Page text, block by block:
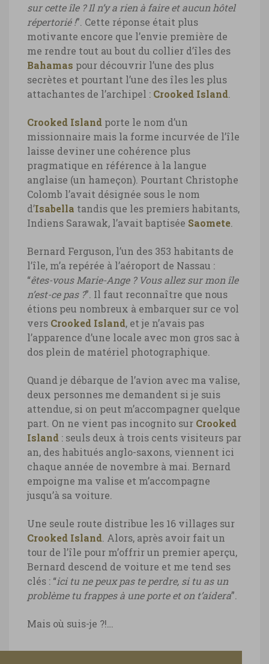
sur cette île ? Il n’y a rien à faire et aucun hôtel
répertorié !”. Cette réponse était plus
motivante encore que l’envie première de
me rendre tout au bout du collier d’îles des
Bahamas pour découvrir l’une des plus
secrètes et pourtant l’une des îles les plus
attachantes de l’archipel : Crooked Island
Crooked Island porte le nom d’un
missionnaire mais la forme incurvée de l’île
laisse deviner une cohérence plus
pragmatique en référence à la langue
anglaise (un hameçon). Pourtant Christophe
Colomb l’avait désignée sous le nom
d’Isabella tandis que les premiers habitants,
Indiens Sarawak, l’avait baptisée Saomete
Bernard Ferguson, l’un des 353 habitants de
l’île, m’a repérée à l’aéroport de Nassau :
“êtes-vous Marie-Ange ? Vous allez sur mon île
n’est-ce pas ?”. Il faut reconnaître que nous
étions peu nombreux à embarquer sur ce vol
vers Crooked Island, et je n’avais pas
l’apparence d’une locale avec mon gros sac à
dos plein de matériel photographique.
Quand je débarque de l’avion avec ma valise,
deux personnes me demandent si je suis
attendue, si on peut m’accompagner quelque
part. On ne vient pas incognito sur Crooked
Island : seuls deux à trois cents visiteurs par
an, des habitués anglo-saxons, viennent ici
chaque année de novembre à mai. Bernard
empoigne ma valise et m’accompagne
jusqu’à sa voiture.
Une seule route distribue les 16 villages sur
Crooked Island . Alors, après avoir fait un
tour de l’île pour m’offrir un premier aperçu,
Bernard descend de voiture et me tend ses
clés : “ici tu ne peux pas te perdre, si tu as un
problème tu frappes à une porte et on t’aidera”.
Mais où suis-je ?!…